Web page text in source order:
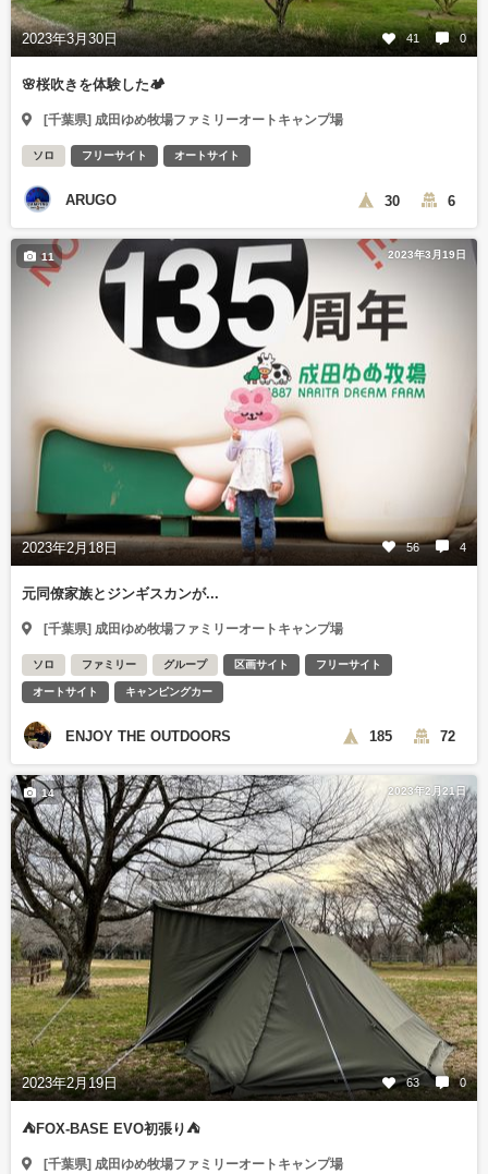
2023年3月30日 41 0
🌸桜吹きを体験した🏕
[千葉県] 成田ゆめ牧場ファミリーオートキャンプ場
ソロ フリーサイト オートサイト
ARUGO 30 6
2023年3月19日
2023年2月18日 56 4
11
元同僚家族とジンギスカンが...
[千葉県] 成田ゆめ牧場ファミリーオートキャンプ場
ソロ ファミリー グループ 区画サイト フリーサイト
オートサイト キャンピングカー
ENJOY THE OUTDOORS 185 72
2023年2月21日
2023年2月19日 63 0
14
⛺️FOX-BASE EVO初張り⛺️
[千葉県] 成田ゆめ牧場ファミリーオートキャンプ場